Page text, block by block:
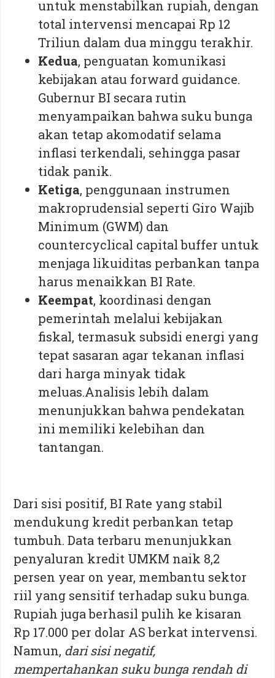
untuk menstabilkan rupiah, dengan
total intervensi mencapai Rp 12
Triliun dalam dua minggu terakhir.
Kedua, penguatan komunikasi
kebijakan atau forward guidance.
Gubernur BI secara rutin
menyampaikan bahwa suku bunga
akan tetap akomodatif selama
inflasi terkendali, sehingga pasar
tidak panik.
Ketiga, penggunaan instrumen
makroprudensial seperti Giro Wajib
Minimum (GWM) dan
countercyclical capital buffer untuk
menjaga likuiditas perbankan tanpa
harus menaikkan BI Rate.
Keempat, koordinasi dengan
pemerintah melalui kebijakan
fiskal, termasuk subsidi energi yang
tepat sasaran agar tekanan inflasi
dari harga minyak tidak
meluas.Analisis lebih dalam
menunjukkan bahwa pendekatan
ini memiliki kelebihan dan
tantangan.
Dari sisi positif, BI Rate yang stabil
mendukung kredit perbankan tetap
tumbuh. Data terbaru menunjukkan
penyaluran kredit UMKM naik 8,2
persen year on year, membantu sektor
riil yang sensitif terhadap suku bunga.
Rupiah juga berhasil pulih ke kisaran
Rp 17.000 per dolar AS berkat intervensi.
Namun, dari sisi negatif,
mempertahankan suku bunga rendah di